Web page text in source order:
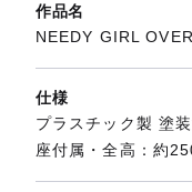
作品名
NEEDY GIRL
仕様
プラスチック製 塗
座付属・全高：約